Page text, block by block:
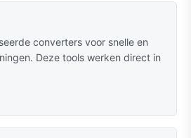
converters voor snelle en
Deze tools werken direct in